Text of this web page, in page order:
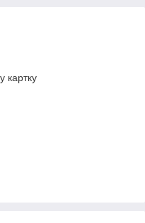
картку